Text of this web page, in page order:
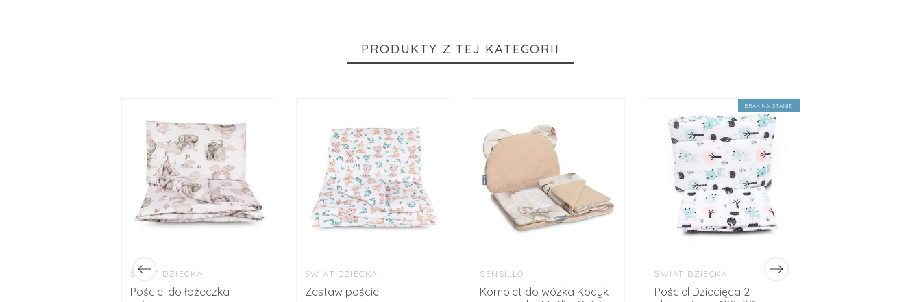
PRODUKTY Z TEJ KATEGORII
ŚWIAT DZIECKA
Pościel do łóżeczka
ŚWIAT DZIECKA
Zestaw pościeli
SENSILLO
Komplet do wózka Kocyk
ŚWIAT DZIECKA
Pościel Dziecięca 2
BRAK NA STANIE